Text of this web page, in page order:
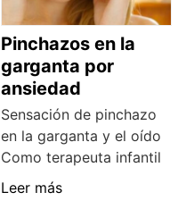
Pinchazos en la
garganta por
ansiedad
Sensación de pinchazo
en la garganta y el oído
Como terapeuta infantil
Leer más